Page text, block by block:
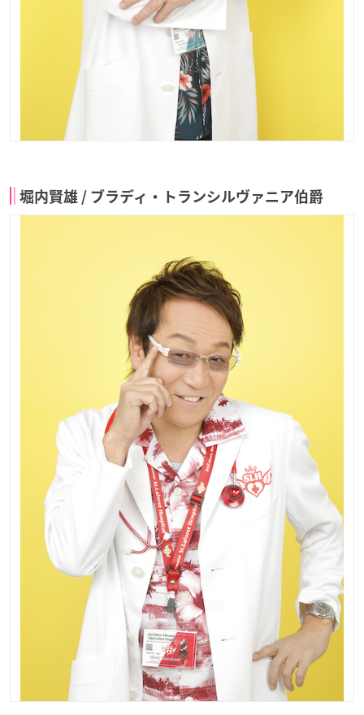
堀内賢雄 / ブラディ・トランシルヴァニア伯爵